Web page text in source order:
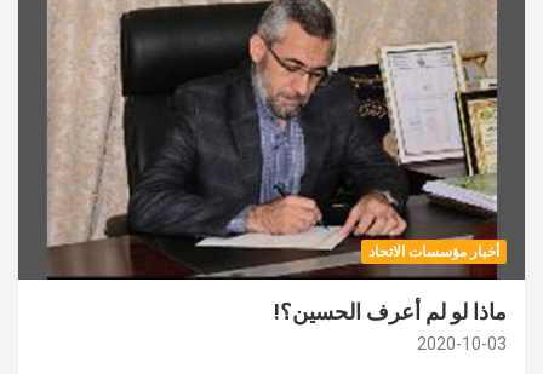
أخبار مؤسسات الاتحاد
ماذا لو لم أعرف الحسين؟!
2020-10-03